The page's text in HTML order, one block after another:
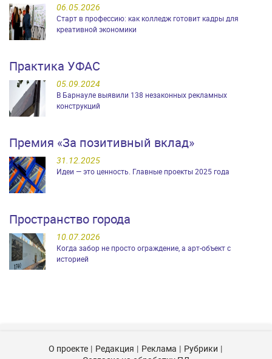
06.05.2026
Старт в профессию: как колледж готовит кадры для
креативной экономики
Практика УФАС
05.09.2024
В Барнауле выявили 138 незаконных рекламных
конструкций
Премия «За позитивный вклад»
31.12.2025
Идеи — это ценность. Главные проекты 2025 года
Пространство города
10.07.2026
Когда забор не просто ограждение, а арт-объект с
историей
О проекте Редакция Реклама
Рубрики